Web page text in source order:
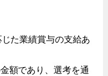
た業績賞与の支給あ
額であり、選考を通